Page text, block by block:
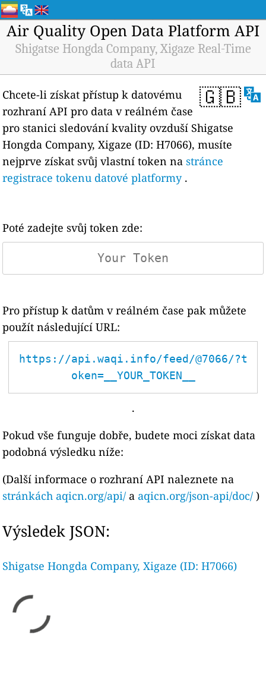
Air Quality Open Data Platform API
Shigatse Hongda Company, Xigaze Real-Time
data API
🇬🇧
Chcete-li získat přístup k datovému
rozhraní API pro data v reálném čase
pro stanici sledování kvality ovzduší Shigatse
Hongda Company, Xigaze (ID: H7066), musíte
nejprve získat svůj vlastní token nastránce
registrace tokenu datové platformy.
Poté zadejte svůj token zde:
Pro přístup k datům v reálném čase pak můžete
použít následující URL:
https://api.waqi.info/feed/@7066/?t
oken=__YOUR_TOKEN__
.
Pokud vše funguje dobře, budete moci získat data
podobná výsledku níže:
(Další informace o rozhraní API naleznete na
stránkách aqicn.org/api/ a aqicn.org/json-api/doc/ )
Výsledek JSON:
Shigatse Hongda Company, Xigaze (ID: H7066)